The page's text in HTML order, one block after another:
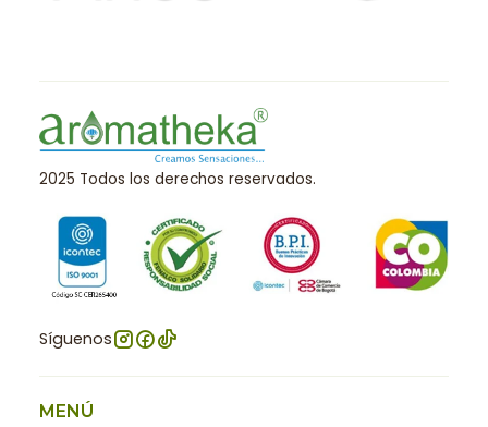
2025 Todos los derechos reservados.
Síguenos
MENÚ